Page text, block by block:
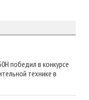
победил в конкурсе
технике в